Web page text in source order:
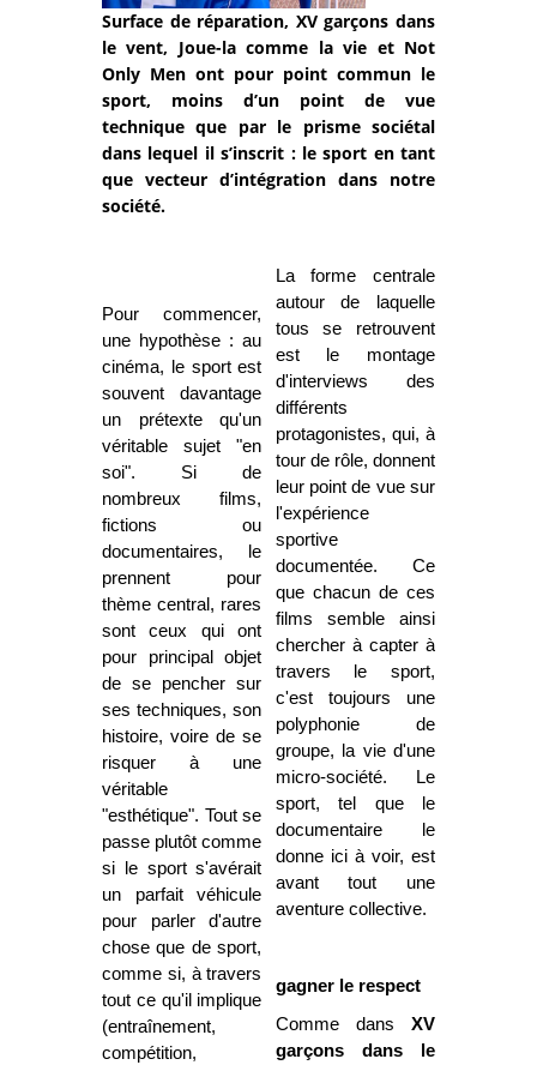
Surface de réparation, XV garçons dans
le vent, Joue-la comme la vie et Not
Only Men ont pour point commun le
sport, moins d’un point de vue
technique que par le prisme sociétal
dans lequel il s’inscrit : le sport en tant
que vecteur d’intégration dans notre
société.
Pour commencer,
une hypothèse : au
cinéma, le sport est
souvent davantage
un prétexte qu'un
véritable sujet "en
soi". Si de
nombreux films,
fictions ou
documentaires, le
prennent pour
thème central, rares
sont ceux qui ont
pour principal objet
de se pencher sur
ses techniques, son
histoire, voire de se
risquer à une
véritable
"esthétique". Tout se
passe plutôt comme
si le sport s'avérait
un parfait véhicule
pour parler d'autre
chose que de sport,
comme si, à travers
tout ce qu'il implique
(entraînement,
compétition,
La forme centrale
autour de laquelle
tous se retrouvent
est le montage
d'interviews des
différents
protagonistes, qui, à
tour de rôle, donnent
leur point de vue sur
l'expérience
sportive
documentée. Ce
que chacun de ces
films semble ainsi
chercher à capter à
travers le sport,
c'est toujours une
polyphonie de
groupe, la vie d'une
micro-société. Le
sport, tel que le
documentaire le
donne ici à voir, est
avant tout une
aventure collective.
gagner le respect
Comme dans XV
garçons dans le